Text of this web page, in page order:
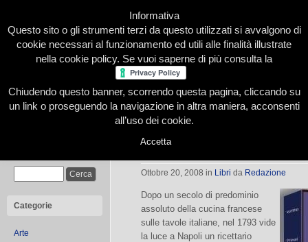
Home Presentazione Redazione Le nostre firme
Categorie
Arte
Il Cuoco Galante
Ottobre 20, 2008 in Libri da Redazione
Dopo un secolo di predominio
assoluto della cucina francese
sulle tavole italiane, nel 1793 vide
la luce a Napoli un ricettario
Informativa
Questo sito o gli strumenti terzi da questo utilizzati si avvalgono di
cookie necessari al funzionamento ed utili alle finalità illustrate
nella cookie policy. Se vuoi saperne di più consulta la
Chiudendo questo banner, scorrendo questa pagina, cliccando su
un link o proseguendo la navigazione in altra maniera, acconsenti
all’uso dei cookie.
Accetta